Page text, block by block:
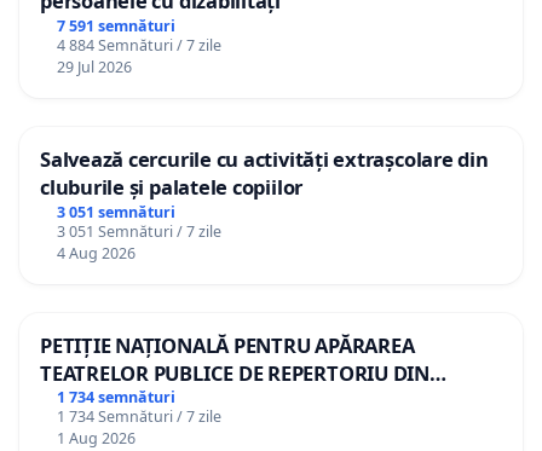
7 591 semnături
4 884 Semnături / 7 zile
29 Jul 2026
Salvează cercurile cu activități extrașcolare din
cluburile și palatele copiilor
3 051 semnături
3 051 Semnături / 7 zile
4 Aug 2026
PETIȚIE NAȚIONALĂ PENTRU APĂRAREA
TEATRELOR PUBLICE DE REPERTORIU DIN
ROMÂNIA
1 734 semnături
1 734 Semnături / 7 zile
1 Aug 2026